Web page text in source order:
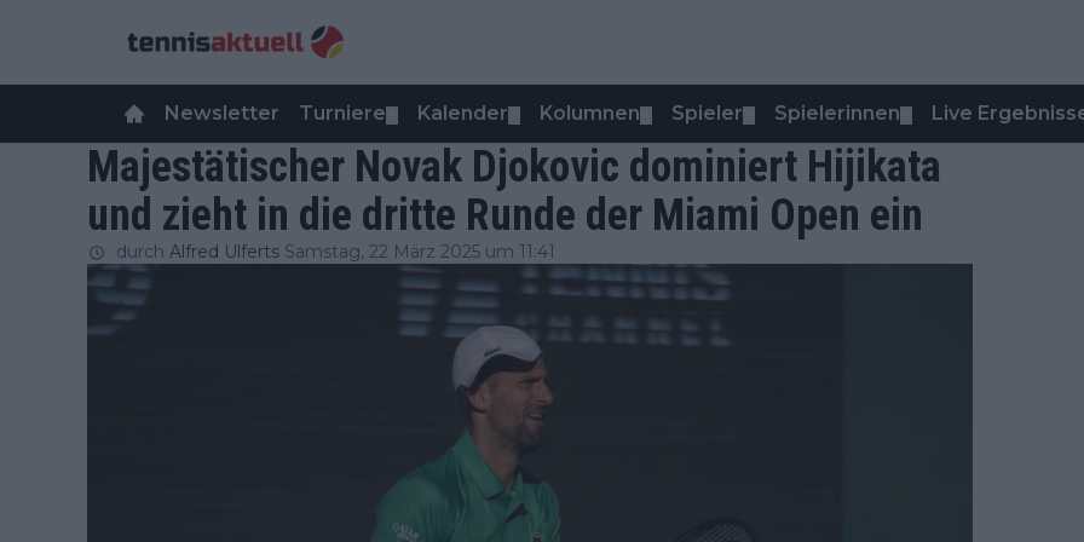
Newsletter Turniere Kalender Kolumnen Spieler Spielerinnen Live
Majestätischer Novak Djokovic dominiert Hijikata
und zieht in die dritte Runde der Miami Open ein
durch Alfred Ulferts Samstag, 22 März 2025 um 11:41